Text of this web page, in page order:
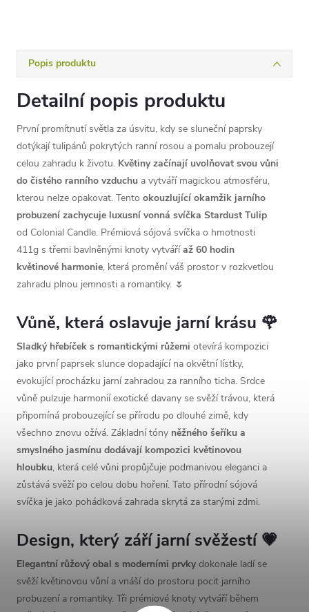
Popis produktu
Detailní popis produktu
První promítnutí světla za úsvitu, kdy se sluneční paprsky
dotýkají tulipánů pokrytých ranní rosou a pomalu probouzejí
celou zahradu k životu. Květiny začínají uvolňovat svou vůni
do čistého ranního vzduchu a vytváří magickou atmosféru,
kterou nelze opakovat. Tento okouzlující okamžik jarního
probuzení zachycuje luxusní vonná svíčka Stardust Tulip
od Colonial Candle. Prémiová sójová svíčka o hmotnosti
411g s třemi bavlněnými knoty vytváříaž 60 hodin
květinové harmonie, která promění váš prostor v rozkvetlou
zahradu plnou jemnosti a romantiky. 🌷
Vůně, která oslavuje jarní krásu 🌹
Sladký hřebíček s romantickými růžemi otevírá kompozici
jako první paprsek slunce dopadající na okvětní lístky,
evokující procházku jarní zahradou za ranního ticha. Srdce
vůně pulzuje harmonií exotické davany se svěží trávou, která
připomíná probouzející se přírodu po dlouhé zimě, kdy
všechno znovu ožívá. Základní tóny něžného šeříku a
smyslného jasmínu dodávají kompozici květinovou
hloubku, která celé vůni propůjčuje podmanivou eleganci a
zůstává svěží po celou dobu hoření. Tato přírodní sójová
svíčka je jako pohádková zahrada skrytá za starými zdmi.
Design, který září jarní svěžestí 💗
Elegantní růžový obal s moderními prvky dokonale ladí se
svěží květinovou vůní a vnáší do prostoru pocit jarního
probuzení a romantiky. Tři prémiové knoty vytváří během